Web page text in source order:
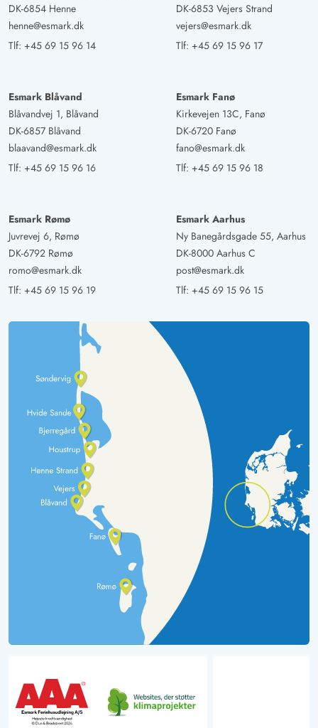
DK-6854 Henne
henne@esmark.dk
Tlf: +45 69 15 96 14
DK-6853 Vejers Strand
vejers@esmark.dk
Tlf: +45 69 15 96 17
Esmark Blåvand
Blåvandvej 1, Blåvand
DK-6857 Blåvand
blaavand@esmark.dk
Tlf: +45 69 15 96 16
Esmark Fanø
Kirkevejen 13C, Fanø
DK-6720 Fanø
fano@esmark.dk
Tlf: +45 69 15 96 18
Esmark Rømø
Juvrevej 6, Rømø
DK-6792 Rømø
romo@esmark.dk
Tlf: +45 69 15 96 19
Esmark Aarhus
Ny Banegårdsgade 55, Aarhus
DK-8000 Aarhus C
post@esmark.dk
Tlf: +45 69 15 96 15